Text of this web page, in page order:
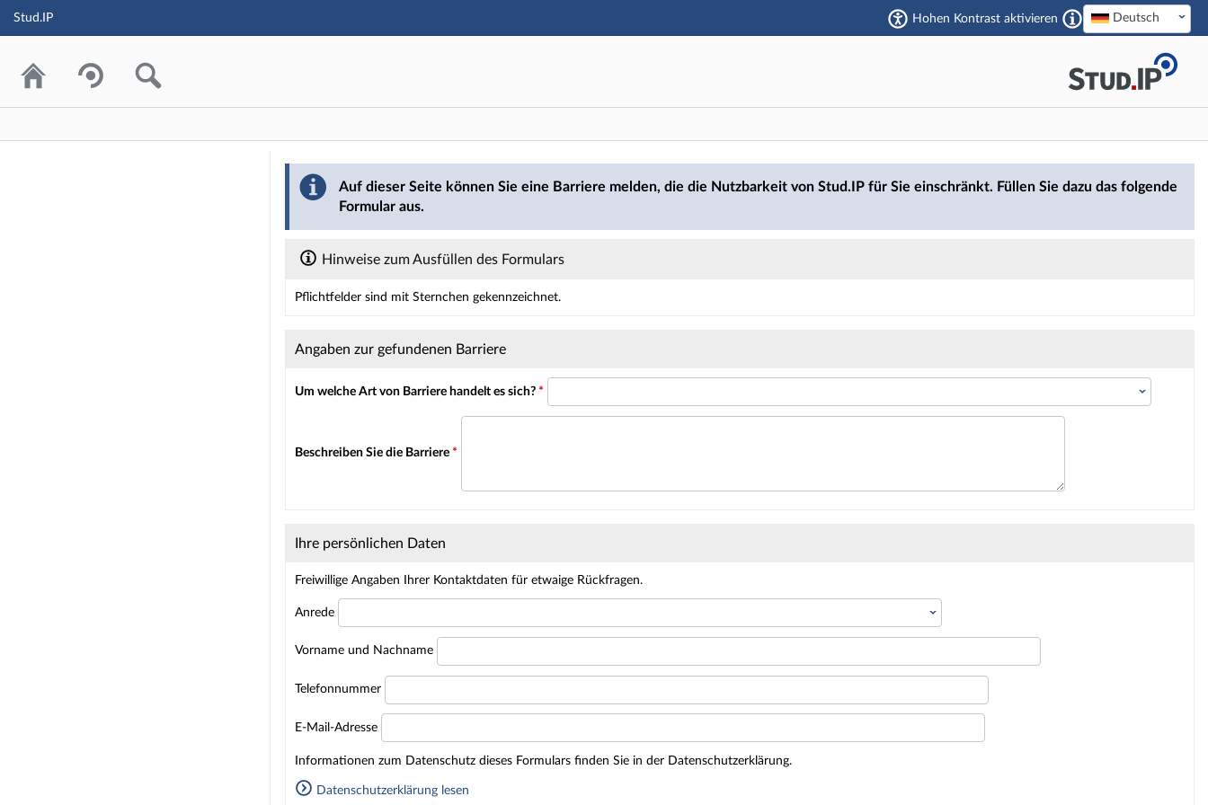
Hauptnavigation
Stud.IP Hohen Kontrast aktivieren Deutsch
Barriere melden
Auf dieser Seite können Sie eine Barriere melden, die die Nutzbarkeit von Stud.IP für Sie einschränkt. Füllen Sie dazu das folgende
Formular aus.
Hinweise zum Ausfüllen des Formulars
Pflichtfelder sind mit Sternchen gekennzeichnet.
Angaben zur gefundenen Barriere
Um welche Art von Barriere handelt es sich? *
Beschreiben Sie die Barriere *
Ihre persönlichen Daten
Freiwillige Angaben Ihrer Kontaktdaten für etwaige Rückfragen.
Anrede
Vorname und Nachname
Telefonnummer
E-Mail-Adresse
Homepage
Informationen zum Datenschutz dieses Formulars finden Sie in der Datenschutzerklärung.
Datenschutzerklärung lesen